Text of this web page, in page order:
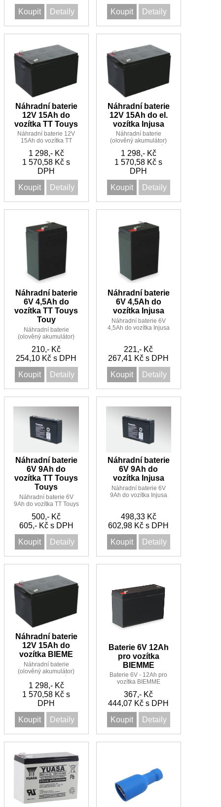
Koupit
Detaily
Koupit
Detaily
Náhradní baterie
12V 15Ah do
vozítka TT Touys
Náhradní baterie 12V
15Ah do vozítka TT
1 298,- Kč
1 570,58 Kč s
DPH
Koupit
Detaily
Náhradní baterie
12V 15Ah do el.
vozítka Injusa
Náhradní baterie
(olověný akumulátor)
Injusa
1 298,- Kč
1 570,58 Kč s
DPH
Koupit
Detaily
Náhradní baterie
6V 4,5Ah do
vozítka TT Touys
Touy
Náhradní baterie
(olověný akumulátor)
6V 4,5Ah do vozítka TT
Touys Touys
210,- Kč
254,10 Kč s DPH
Koupit
Detaily
Náhradní baterie
6V 4,5Ah do
vozítka Injusa
Náhradní baterie 6V
4,5Ah do vozítka Injusa
221,- Kč
267,41 Kč s DPH
Koupit
Detaily
Náhradní baterie
6V 9Ah do
vozítka TT Touys
Touys
Náhradní baterie 6V
9Ah do vozítka TT Touys
500,- Kč
605,- Kč s DPH
Koupit
Detaily
Náhradní baterie
6V 9Ah do
vozítka Injusa
Náhradní baterie 6V
9Ah do vozítka Injusa
498,33 Kč
602,98 Kč s DPH
Koupit
Detaily
Náhradní baterie
12V 15Ah do
vozítka BIEME
Náhradní baterie
(olověný akumulátor)
12V 15Ah do vozítka
BIEME
1 298,- Kč
1 570,58 Kč s
DPH
Koupit
Detaily
Baterie 6V 12Ah
pro vozítka
BIEMME
Baterie 6V - 12Ah pro
vozítka BIEMME
367,- Kč
444,07 Kč s DPH
Koupit
Detaily